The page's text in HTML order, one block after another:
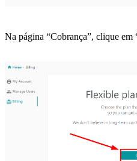
Na página “Cobrança”, clique